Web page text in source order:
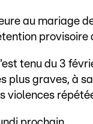
au mariage
provisoire
tenu du 3
plus graves, à
violences